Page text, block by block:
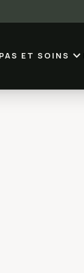
ET SOINS expand_more